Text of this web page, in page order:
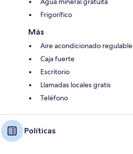
Frigorífico
Más
Aire acondicionado regulable
Caja fuerte
Escritorio
Llamadas locales gratis
Teléfono
Políticas